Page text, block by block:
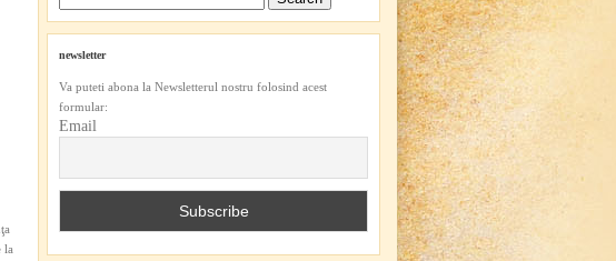
la
newsletter
Va puteti abona la Newsletterul nostru folosind acest
formular:
Email